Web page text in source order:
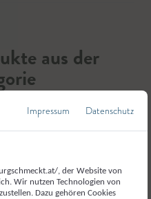
aus der
Impressum Datenschutz
, der Website von
Wir nutzen Technologien von
Dazu gehören Cookies